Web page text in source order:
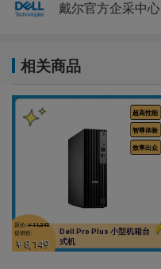
戴尔官方企采中心
相关商品
Dell Pro Plus 小型机箱台
式机
原价:￥11,345
促销价:
￥8,149
超高性能
智尊体验
效率出众